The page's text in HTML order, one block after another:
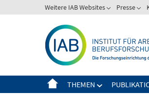
zum
Weitere IAB Websites Presse
THEMEN